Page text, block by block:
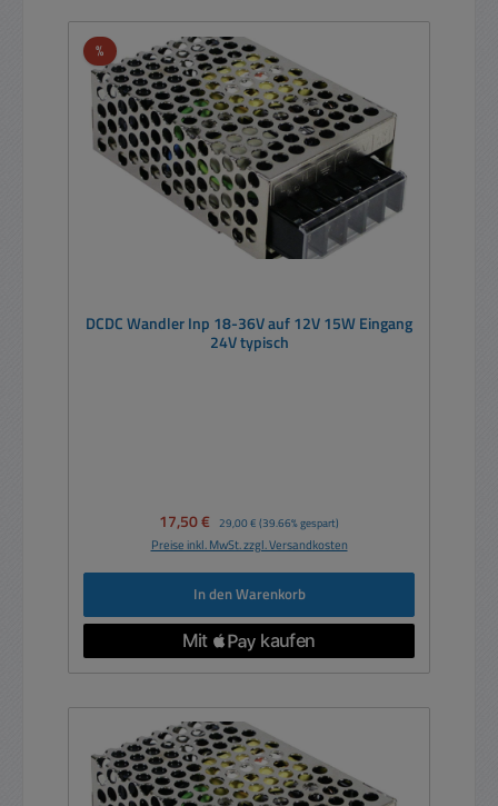
%Rabatt
DCDC Wandler Inp 18-36V auf 12V 15W Eingang
24V typisch
Verkaufspreis:
17,50 € Regulärer Preis:
29,00 € (39.66% gespart)
Preise inkl. MwSt. zzgl. Versandkosten
In den Warenkorb